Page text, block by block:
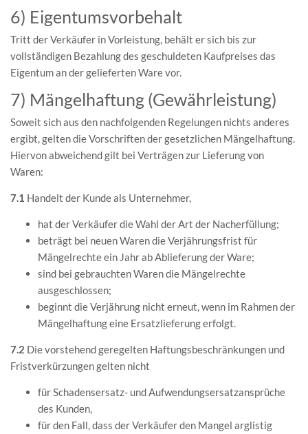
6) Eigentumsvorbehalt
Tritt der Verkäufer in Vorleistung, behält er sich bis zur
vollständigen Bezahlung des geschuldeten Kaufpreises das
Eigentum an der gelieferten Ware vor.
7) Mängelhaftung (Gewährleistung)
Soweit sich aus den nachfolgenden Regelungen nichts anderes
ergibt, gelten die Vorschriften der gesetzlichen Mängelhaftung.
Hiervon abweichend gilt bei Verträgen zur Lieferung von
Waren:
7.1 Handelt der Kunde als Unternehmer,
hat der Verkäufer die Wahl der Art der Nacherfüllung;
beträgt bei neuen Waren die Verjährungsfrist für
Mängelrechte ein Jahr ab Ablieferung der Ware;
sind bei gebrauchten Waren die Mängelrechte
ausgeschlossen;
beginnt die Verjährung nicht erneut, wenn im Rahmen der
Mängelhaftung eine Ersatzlieferung erfolgt.
7.2 Die vorstehend geregelten Haftungsbeschränkungen und
Fristverkürzungen gelten nicht
für Schadensersatz- und Aufwendungsersatzansprüche
des Kunden,
für den Fall, dass der Verkäufer den Mangel arglistig